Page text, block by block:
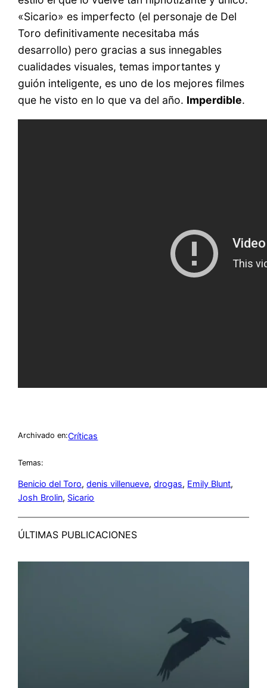
«Sicario» es imperfecto (el personaje de Del
Toro definitivamente necesitaba más
desarrollo) pero gracias a sus innegables
cualidades visuales, temas importantes y
guión inteligente, es uno de los mejores filmes
que he visto en lo que va del año. Imperdible.
Archivado en:Críticas
Temas:
Benicio del Toro, denis villenueve, drogas, Emily Blunt
Josh Brolin, Sicario
ÚLTIMAS PUBLICACIONES